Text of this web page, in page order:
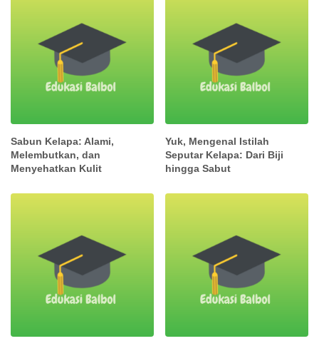
Sabun Kelapa: Alami,
Melembutkan, dan
Menyehatkan Kulit
Yuk, Mengenal Istilah
Seputar Kelapa: Dari Biji
hingga Sabut